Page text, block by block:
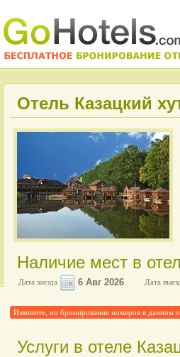
Отель Казацкий
Наличие мест в
Дата заезда Дата
Извините, но бронирование номеров в
Услуги в отеле